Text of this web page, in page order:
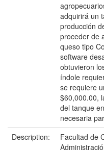
adquirirá un
producción
proceder de
queso tipo
software
obtuvieron
índole
se requiere
$60,000.00,
del tanque
necesaria
Description:
Facultad de